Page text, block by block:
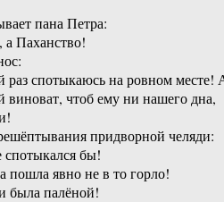
пана Петра:
Паханство!
раз спотыкаюсь на ровном месте!
виноват, чтоб ему ни нашего дна,
придворной челяди:
бы!
пошла явно не в то горло!
была палёной!